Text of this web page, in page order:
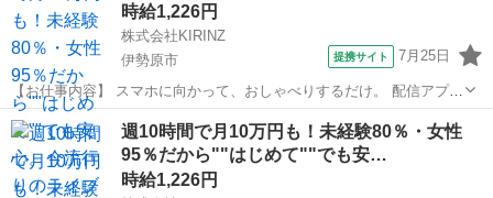
時給1,226円
株式会社KIRINZ
伊勢原市
提携サイト 7月25日
【お仕事内容】 スマホに向かって、おしゃべりするだけ。 配信アプリ
（17LIVE／Pococha／IRIAM など）でライブ配信するお仕事です。
——————————— 配信内容はぜんぶ自由
——————————— ・今日...
神奈川 伊勢原市 イベントスタッフ
週10時間で月10万円も！未経験80％・女性
95％だから""はじめて""でも安…
時給1,226円